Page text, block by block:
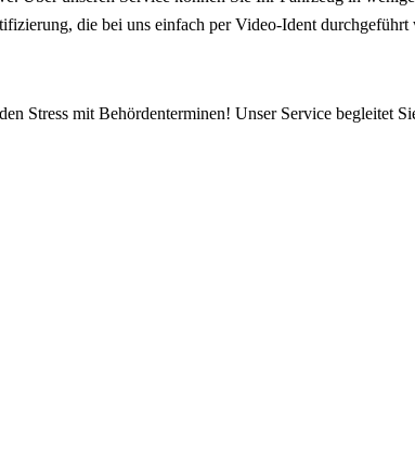
die bei uns einfach per Video-Ident
Stress mit Behördenterminen! Unser Service begleitet